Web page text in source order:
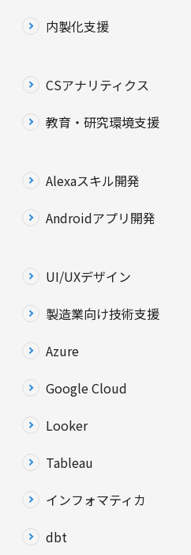
内製化支援
CSアナリティクス
教育・研究環境支援
Alexaスキル開発
Androidアプリ開発
UI/UXデザイン
製造業向け技術支援
Azure
Google Cloud
Looker
Tableau
インフォマティカ
dbt